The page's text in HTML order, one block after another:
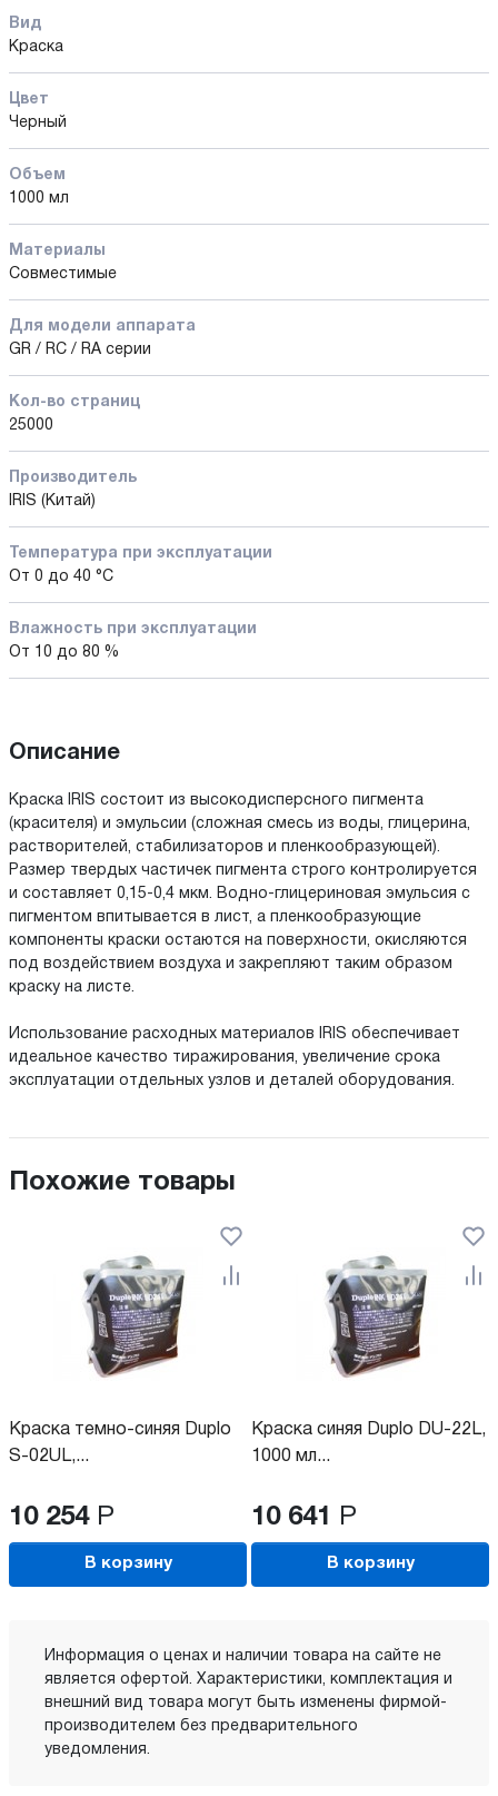
Вид
Краска
Цвет
Черный
Объем
1000 мл
Материалы
Совместимые
Для модели аппарата
GR / RС / RA серии
Кол-во страниц
25000
Производитель
IRIS (Китай)
Температура при эксплуатации
От 0 до 40 °C
Влажность при эксплуатации
От 10 до 80 %
Описание
Краска IRIS состоит из высокодисперсного пигмента
(красителя) и эмульсии (сложная смесь из воды, глицерина,
растворителей, стабилизаторов и пленкообразующей).
Размер твердых частичек пигмента строго контролируется
и составляет 0,15-0,4 мкм. Водно-глицериновая эмульсия с
пигментом впитывается в лист, а пленкообразующие
компоненты краски остаются на поверхности, окисляются
под воздействием воздуха и закрепляют таким образом
краску на листе.
Использование расходных материалов IRIS обеспечивает
идеальное качество тиражирования, увеличение срока
эксплуатации отдельных узлов и деталей оборудования.
Похожие товары
Краска темно-синяя Duplo
S-02UL,...
10 254 Р
В корзину
Краска синяя Duplo DU-22L,
1000 мл...
10 641 Р
В корзину
Информация о ценах и наличии товара на сайте не
является офертой. Характеристики, комплектация и
внешний вид товара могут быть изменены фирмой-
производителем без предварительного
уведомления.